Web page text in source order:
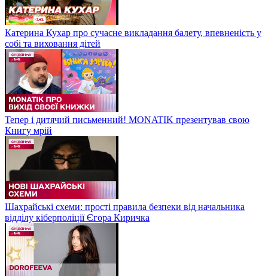
Катерина Кухар про сучасне викладання балету, впевненість у
собі та виховання дітей
Тепер і дитячий письменний! MONATIK презентував свою
Книгу мрій
Шахрайські схеми: прості правила безпеки від начальника
відділу кіберполіції Єгора Киричка